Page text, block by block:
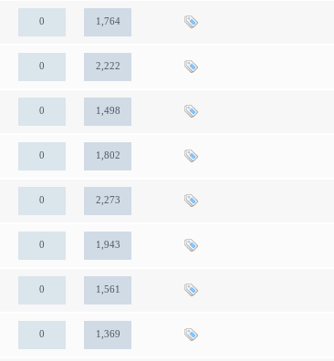
0 1,764
0 2,222
0 1,498
0 1,802
0 2,273
0 1,943
0 1,561
0 1,369